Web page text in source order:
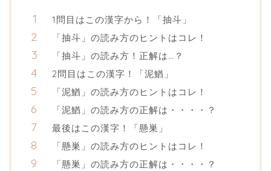
1問目はこの漢字から！「抽斗」
「抽斗」の読み方のヒントはコレ！
「抽斗」の読み方！正解は…？
2問目はこの漢字！「泥鰌」
「泥鰌」の読み方のヒントはコレ！
「泥鰌」の読み方の正解は・・・・？
最後はこの漢字！「懸巣」
「懸巣」の読み方のヒントはコレ！
「懸巣」の読み方の正解は・・・・？